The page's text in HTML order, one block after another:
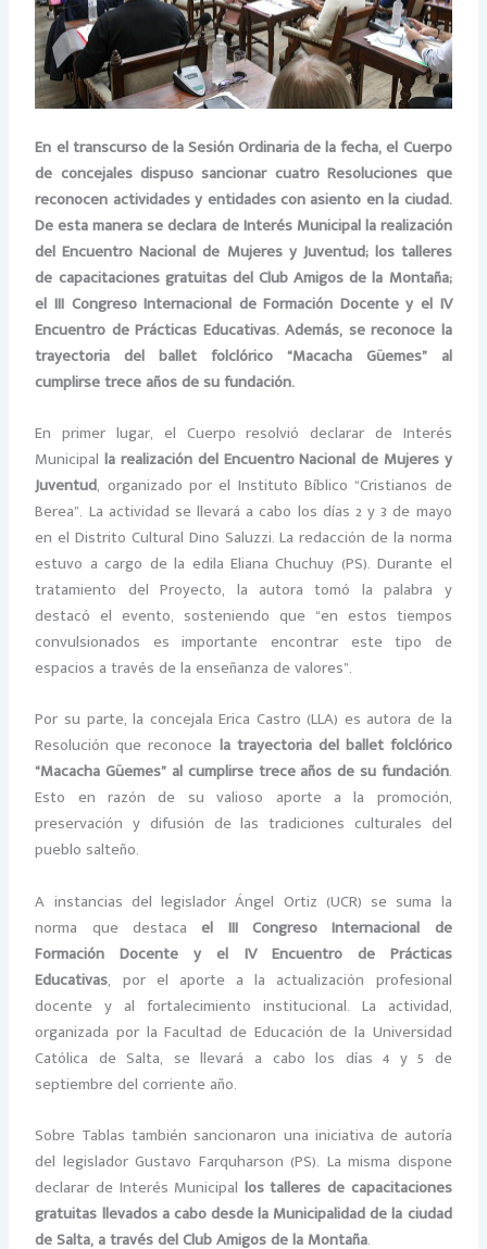
En el transcurso de la Sesión Ordinaria de la fecha, el Cuerpo
de concejales dispuso sancionar cuatro Resoluciones que
reconocen actividades y entidades con asiento en la ciudad.
De esta manera se declara de Interés Municipal la realización
del Encuentro Nacional de Mujeres y Juventud; los talleres
de capacitaciones gratuitas del Club Amigos de la Montaña;
el III Congreso Internacional de Formación Docente y el IV
Encuentro de Prácticas Educativas. Además, se reconoce la
trayectoria del ballet folclórico “Macacha Güemes” al
cumplirse trece años de su fundación.
En primer lugar, el Cuerpo resolvió declarar de Interés
Municipalla realización del Encuentro Nacional de Mujeres y
Juventud, organizado por el Instituto Bíblico “Cristianos de
Berea”. La actividad se llevará a cabo los días 2 y 3 de mayo
en el Distrito Cultural Dino Saluzzi. La redacción de la norma
estuvo a cargo de la edila Eliana Chuchuy (PS). Durante el
tratamiento del Proyecto, la autora tomó la palabra y
destacó el evento, sosteniendo que “en estos tiempos
convulsionados es importante encontrar este tipo de
espacios a través de la enseñanza de valores”.
Por su parte, la concejala Erica Castro (LLA) es autora de la
Resolución que reconoce la trayectoria del ballet folclórico
“Macacha Güemes” al cumplirse trece años de su fundación.
Esto en razón de su valioso aporte a la promoción,
preservación y difusión de las tradiciones culturales del
pueblo salteño.
A instancias del legislador Ángel Ortiz (UCR) se suma la
norma que destacael III Congreso Internacional de
Formación Docente y el IV Encuentro de Prácticas
Educativas, por el aporte a la actualización profesional
docente y al fortalecimiento institucional. La actividad,
organizada por la Facultad de Educación de la Universidad
Católica de Salta, se llevará a cabo los días 4 y 5 de
septiembre del corriente año.
Sobre Tablas también sancionaron una iniciativa de autoría
del legislador Gustavo Farquharson (PS). La misma dispone
declarar de Interés Municipal los talleres de capacitaciones
gratuitas llevados a cabo desde la Municipalidad de la ciudad
de Salta, a través del Club Amigos de la Montaña.